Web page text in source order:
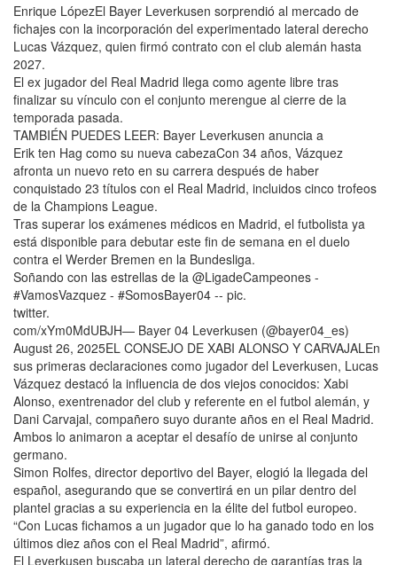
Enrique LópezEl Bayer Leverkusen sorprendió al mercado de
fichajes con la incorporación del experimentado lateral derecho
Lucas Vázquez, quien firmó contrato con el club alemán hasta
2027.
El ex jugador del Real Madrid llega como agente libre tras
finalizar su vínculo con el conjunto merengue al cierre de la
temporada pasada.
TAMBIÉN PUEDES LEER: Bayer Leverkusen anuncia a
Erik ten Hag como su nueva cabezaCon 34 años, Vázquez
afronta un nuevo reto en su carrera después de haber
conquistado 23 títulos con el Real Madrid, incluidos cinco trofeos
de la Champions League.
Tras superar los exámenes médicos en Madrid, el futbolista ya
está disponible para debutar este fin de semana en el duelo
contra el Werder Bremen en la Bundesliga.
Soñando con las estrellas de la @LigadeCampeones -
#VamosVazquez - #SomosBayer04 -- pic.
twitter.
com/xYm0MdUBJH— Bayer 04 Leverkusen (@bayer04_es)
August 26, 2025EL CONSEJO DE XABI ALONSO Y CARVAJALEn
sus primeras declaraciones como jugador del Leverkusen, Lucas
Vázquez destacó la influencia de dos viejos conocidos: Xabi
Alonso, exentrenador del club y referente en el futbol alemán, y
Dani Carvajal, compañero suyo durante años en el Real Madrid.
Ambos lo animaron a aceptar el desafío de unirse al conjunto
germano.
Simon Rolfes, director deportivo del Bayer, elogió la llegada del
español, asegurando que se convertirá en un pilar dentro del
plantel gracias a su experiencia en la élite del futbol europeo.
“Con Lucas fichamos a un jugador que lo ha ganado todo en los
últimos diez años con el Real Madrid”, afirmó.
El Leverkusen buscaba un lateral derecho de garantías tras la